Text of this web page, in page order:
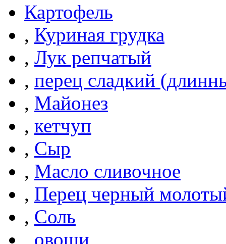
Картофель
, Куриная грудка
, Лук репчатый
, перец сладкий
, Майонез
, кетчуп
, Сыр
, Масло сливочное
, Перец черный
, Соль
, овощи